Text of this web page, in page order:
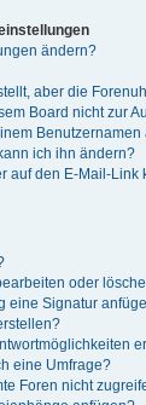
ändern?
aber die
Board nicht zur
ich ihn ändern?
auf den E-Mail-Link
oder
eine Signatur
eine Umfrage?
Foren nicht